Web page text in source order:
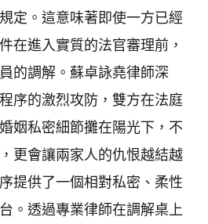
定。這意味著即使一方已經
在進入實質的法官審理前，
的調解。蘇卓詠堯律師深
序的激烈攻防，雙方在法庭
姻私密細節攤在陽光下，不
更會讓兩家人的仇恨越結越
提供了一個相對私密、柔性
。透過專業律師在調解桌上